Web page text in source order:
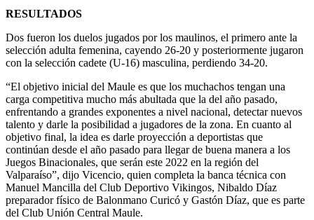
RESULTADOS
Dos fueron los duelos jugados por los maulinos, el primero ante la
selección adulta femenina, cayendo 26-20 y posteriormente jugaron
con la selección cadete (U-16) masculina, perdiendo 34-20.
“El objetivo inicial del Maule es que los muchachos tengan una
carga competitiva mucho más abultada que la del año pasado,
enfrentando a grandes exponentes a nivel nacional, detectar nuevos
talento y darle la posibilidad a jugadores de la zona. En cuanto al
objetivo final, la idea es darle proyección a deportistas que
continúan desde el año pasado para llegar de buena manera a los
Juegos Binacionales, que serán este 2022 en la región del
Valparaíso”, dijo Vicencio, quien completa la banca técnica con
Manuel Mancilla del Club Deportivo Vikingos, Nibaldo Díaz
preparador físico de Balonmano Curicó y Gastón Díaz, que es parte
del Club Unión Central Maule.